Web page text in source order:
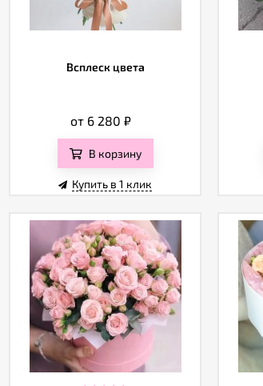
Всплеск цвета
от 6 280 ₽
В корзину
Купить в 1 клик